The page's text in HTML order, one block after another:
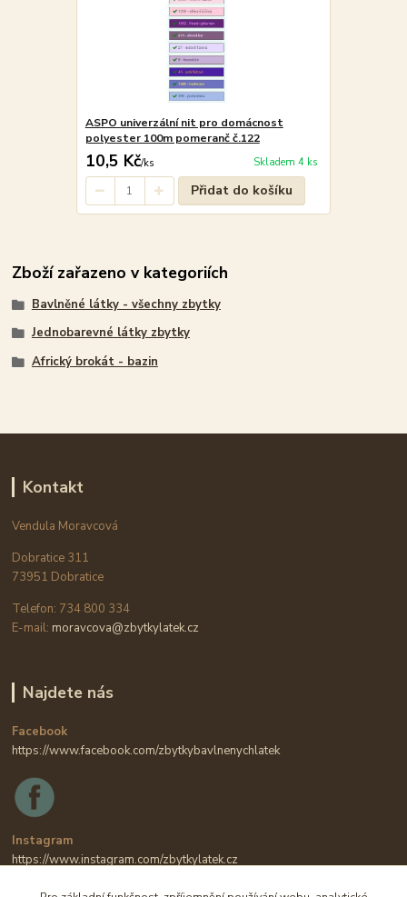
ASPO univerzální nit pro domácnost
polyester 100m pomeranč č.122
10,5 Kč/ks Skladem 4 ks
Přidat do košíku
Zboží zařazeno v kategoriích
Bavlněné látky - všechny zbytky
Jednobarevné látky zbytky
Africký brokát - bazin
Kontakt
Vendula Moravcová
Dobratice 311
73951 Dobratice
Telefon: 734 800 334
E-mail: moravcova@zbytkylatek.cz
Najdete nás
Facebook
https://www.facebook.com/zbytkybavlnenychlatek
Instagram
https://www.instagram.com/zbytkylatek.cz